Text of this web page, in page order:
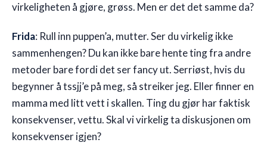
virkeligheten å gjøre, grøss. Men er det det samme da?
Frida: Rull inn puppen’a, mutter. Ser du virkelig ikke
sammenhengen? Du kan ikke bare hente ting fra andre
metoder bare fordi det ser fancy ut. Serriøst, hvis du
begynner å tssjj’e på meg, så streiker jeg. Eller finner en
mamma med litt vett i skallen. Ting du gjør har faktisk
konsekvenser, vettu. Skal vi virkelig ta diskusjonen om
konsekvenser igjen?